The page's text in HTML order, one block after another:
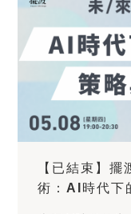
【已結束】
術：AI時代下